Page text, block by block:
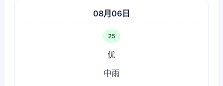
08月06日
25
优
中雨